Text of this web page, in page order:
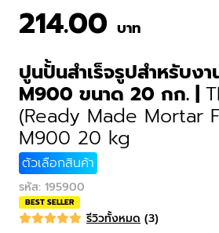
kg
214.00 บาท
ปูนปั้นสำเร็จรูปสำหรับง
M900 ขนาด 20 กก. |
(Ready Made Mortar
M900 20 kg
ตัวเลือกสินค้า
รหัส: 195900
BEST SELLER
รีวิวทั้งหมด (3)